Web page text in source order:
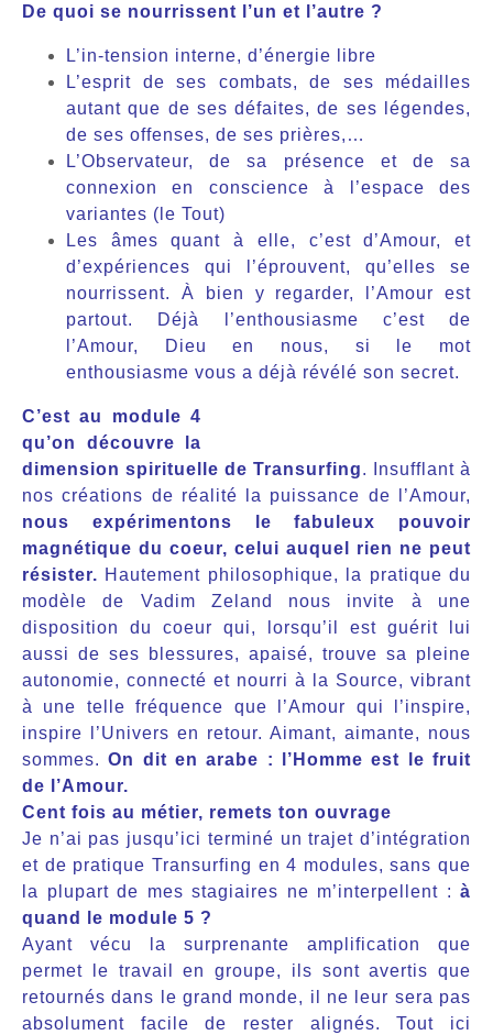
De quoi se nourrissent l’un et l’autre ?
L’in-tension interne, d’énergie libre
L’esprit de ses combats, de ses médailles
autant que de ses défaites, de ses légendes,
de ses offenses, de ses prières,…
L’Observateur, de sa présence et de sa
connexion en conscience à l’espace des
variantes (le Tout)
Les âmes quant à elle, c’est d’Amour, et
d’expériences qui l’éprouvent, qu’elles se
nourrissent. À bien y regarder, l’Amour est
partout. Déjà l’enthousiasme c’est de
l’Amour, Dieu en nous, si le mot
enthousiasme vous a déjà révélé son secret.
C’est au module 4
qu’on découvre la
dimension spirituelle de Transurfing. Insufflant à
nos créations de réalité la puissance de l’Amour,
nous expérimentons le fabuleux pouvoir
magnétique du coeur, celui auquel rien ne peut
résister. Hautement philosophique, la pratique du
modèle de Vadim Zeland nous invite à une
disposition du coeur qui, lorsqu’il est guérit lui
aussi de ses blessures, apaisé, trouve sa pleine
autonomie, connecté et nourri à la Source, vibrant
à une telle fréquence que l’Amour qui l’inspire,
inspire l’Univers en retour. Aimant, aimante, nous
sommes.On dit en arabe : l’Homme est le fruit
de l’Amour.
Cent fois au métier, remets ton ouvrage
Je n’ai pas jusqu’ici terminé un trajet d’intégration
et de pratique Transurfing en 4 modules, sans que
la plupart de mes stagiaires ne m’interpellent : à
quand le module 5 ?
Ayant vécu la surprenante amplification que
permet le travail en groupe, ils sont avertis que
retournés dans le grand monde, il ne leur sera pas
absolument facile de rester alignés. Tout ici